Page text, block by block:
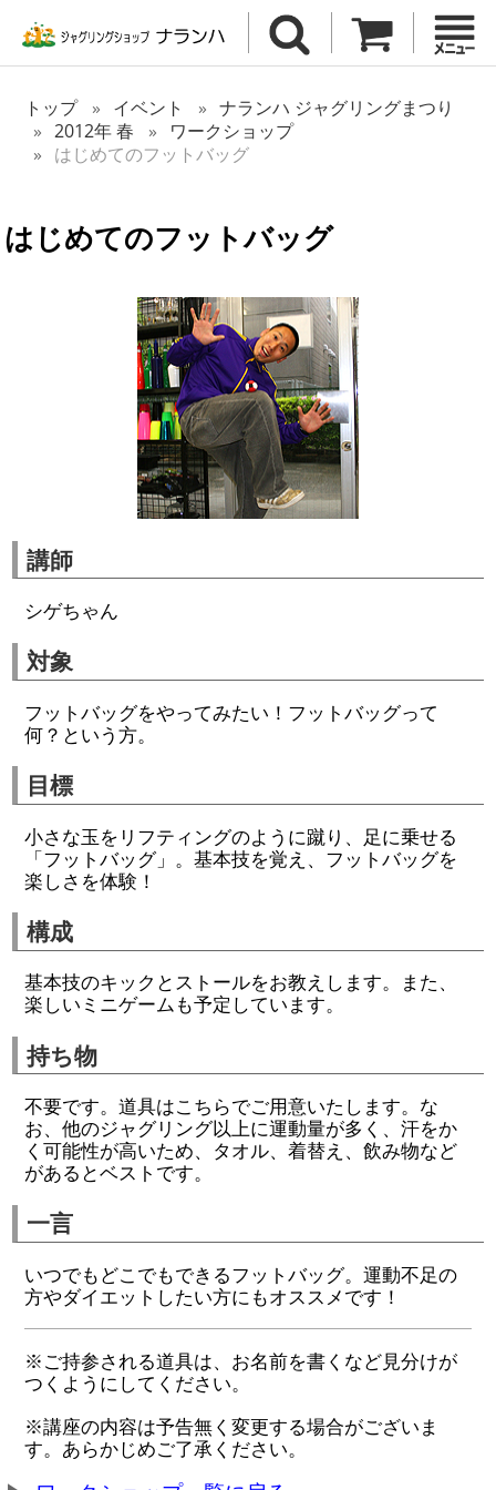
トップ イベント
ナランハ ジャグリングまつり
2012年 春
ワークショップ
はじめてのフットバッグ
はじめてのフットバッグ
講師
シゲちゃん
対象
フットバッグをやってみたい！フットバッグって
何？という方。
目標
小さな玉をリフティングのように蹴り、足に乗せる
「フットバッグ」。基本技を覚え、フットバッグを
楽しさを体験！
構成
基本技のキックとストールをお教えします。また、
楽しいミニゲームも予定しています。
持ち物
不要です。道具はこちらでご用意いたします。な
お、他のジャグリング以上に運動量が多く、汗をか
く可能性が高いため、タオル、着替え、飲み物など
があるとベストです。
一言
いつでもどこでもできるフットバッグ。運動不足の
方やダイエットしたい方にもオススメです！
※ご持参される道具は、お名前を書くなど見分けが
つくようにしてください。
※講座の内容は予告無く変更する場合がございま
す。あらかじめご了承ください。